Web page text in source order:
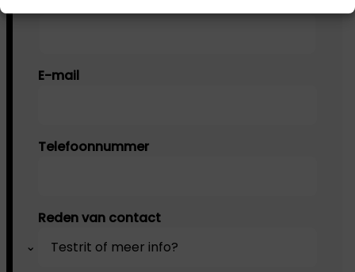
E-mail
Telefoonnummer
Reden van contact